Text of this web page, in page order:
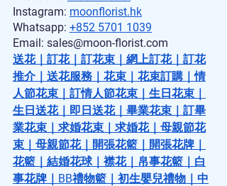
Instagram: moonflorist.hk
Whatsapp: +852 5701 1039
Email: sales@moon-florist.com
送花｜ 訂花｜ 訂花束 ｜ 網上訂花｜ 訂花
推介｜ 送花服務 ｜ 花束 ｜ 花束訂購 ｜情
人節花束 ｜ 訂情人節花束 ｜ 生日花束 ｜
生日送花｜ 即日送花｜ 畢業花束 ｜ 訂畢
業花束 ｜ 求婚花束 ｜ 求婚花｜ 母親節花
束 ｜ 母親節花｜ 開張花籃 ｜ 開張花牌 ｜
花籃 ｜ 結婚花球｜ 襟花｜ 帛事花籃 ｜ 白
事花牌 ｜ BB禮物籃 ｜ 初生嬰兒禮物 ｜ 中